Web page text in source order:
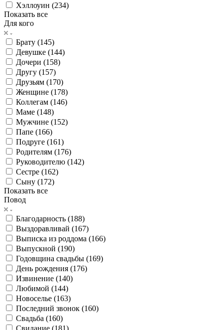
Хэллоуин (234)
Показать все
Для кого
Брату (145)
Девушке (144)
Дочери (158)
Другу (157)
Друзьям (170)
Женщине (178)
Коллегам (146)
Маме (148)
Мужчине (152)
Папе (166)
Подруге (161)
Родителям (176)
Руководителю (142)
Сестре (162)
Сыну (172)
Показать все
Повод
Благодарность (188)
Выздоравливай (167)
Выписка из роддома (166)
Выпускной (190)
Годовщина свадьбы (169)
День рождения (176)
Извинение (140)
Любимой (144)
Новоселье (163)
Последний звонок (160)
Свадьба (160)
Свидание (181)